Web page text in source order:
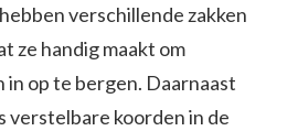
verschillende zakken
ze handig maakt om
in op te bergen. Daarnaast
verstelbare koorden in de